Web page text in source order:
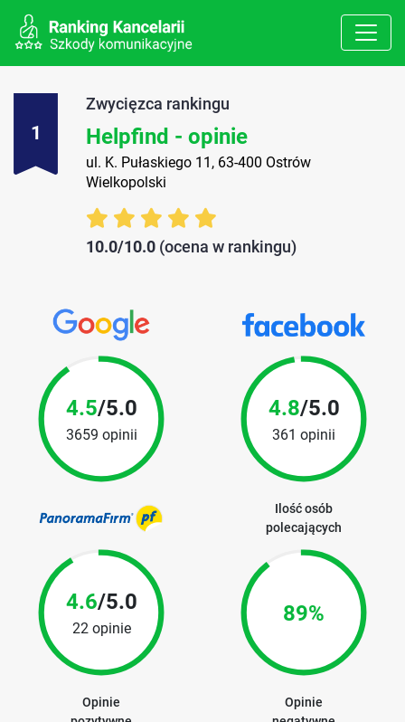
1
Zwycięzca rankingu
Helpfind - opinie
ul. K. Pułaskiego 11, 63-400 Ostrów
Wielkopolski
10.0/10.0 (ocena w rankingu)
4.5/5.0
3659 opinii
4.8/5.0
361 opinii
4.6/5.0
22 opinie
Ilość osób
polecających
89%
Opinie
Opinie